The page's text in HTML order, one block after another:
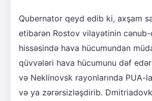
Qubernator qeyd edib ki, axşam
etibarən Rostov vilayətinin
hissəsində hava hücumundan
qüvvələri hava hücumunu dəf
və Neklinovsk rayonlarında PUA-
və ya zərərsizləşdirib.